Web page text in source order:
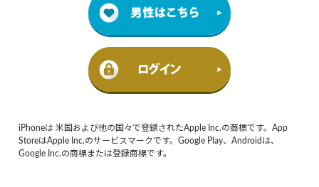
iPhoneは 米国および他の国々で登録されたApple Inc.の商標です。App
StoreはApple Inc.のサービスマークです。Google Play、Androidは、
Google Inc.の商標または登録商標です。